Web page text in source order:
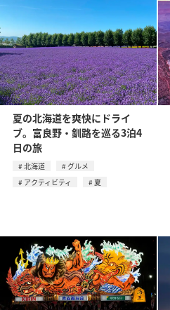
夏の北海道を爽快にドライ
ブ。富良野・釧路を巡る3泊4
日の旅
北海道
グルメ
アクティビティ
夏